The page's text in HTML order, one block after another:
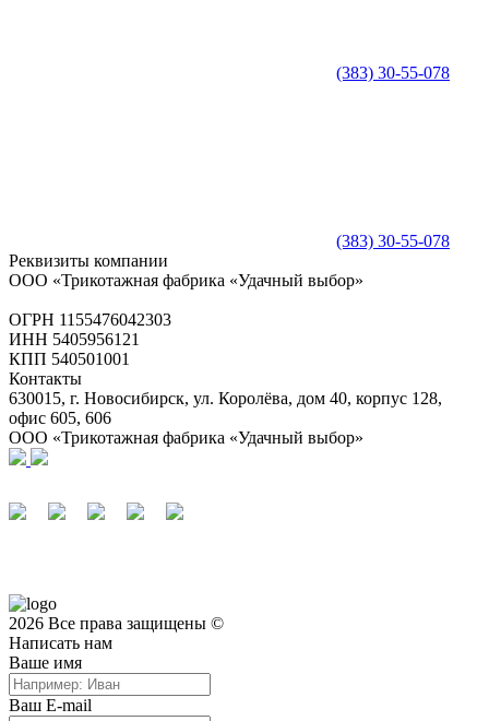
(383) 30-55-078
(383) 30-55-078
Реквизиты компании
ООО «Трикотажная фабрика «Удачный выбор»
ОГРН 1155476042303
ИНН 5405956121
КПП 540501001
Контакты
630015, г. Новосибирск, ул. Королёва, дом 40, корпус 128,
офис 605, 606
ООО «Трикотажная фабрика «Удачный выбор»
2026 Все права защищены ©
Написать нам
Ваше имя
Ваш E-mail